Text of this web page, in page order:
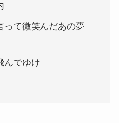
って微笑んだあの夢
んでゆけ